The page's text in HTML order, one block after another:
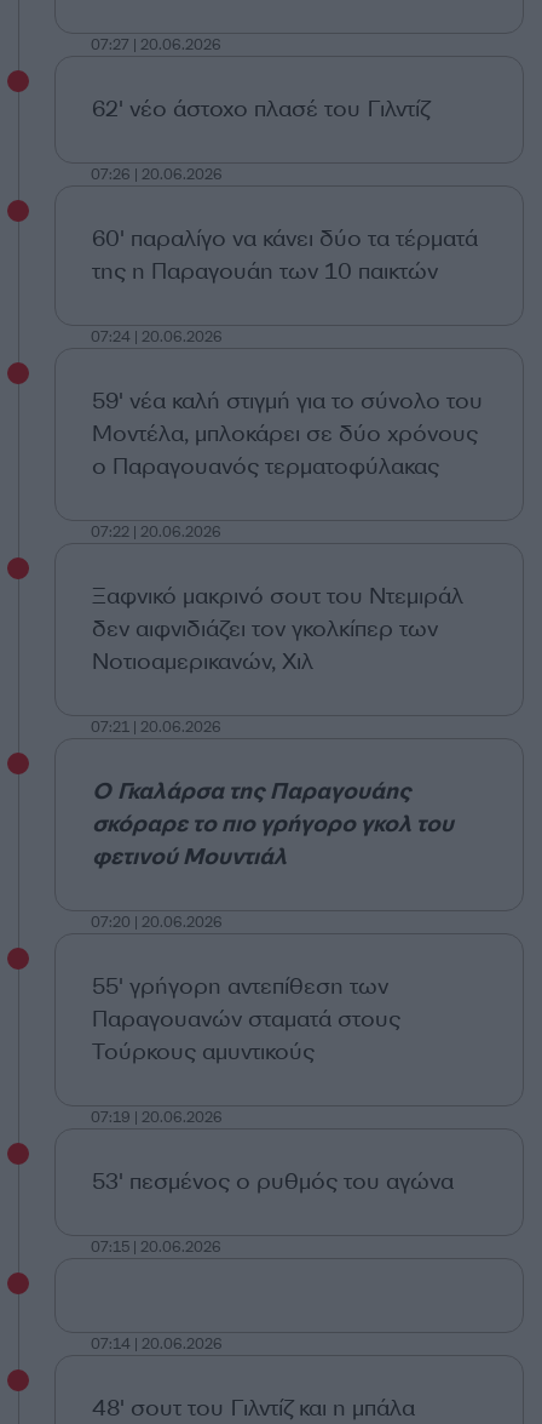
07:27 | 20.06.2026
62' νέο άστοχο πλασέ του Γιλντίζ
07:26 | 20.06.2026
60' παραλίγο να κάνει δύο τα τέρματά
της η Παραγουάη των 10 παικτών
07:24 | 20.06.2026
59' νέα καλή στιγμή για το σύνολο του
Μοντέλα, μπλοκάρει σε δύο χρόνους
ο Παραγουανός τερματοφύλακας
07:22 | 20.06.2026
Ξαφνικό μακρινό σουτ του Ντεμιράλ
δεν αιφνιδιάζει τον γκολκίπερ των
Νοτιοαμερικανών, Χιλ
07:21 | 20.06.2026
Ο Γκαλάρσα της Παραγουάης
σκόραρε το πιο γρήγορο γκολ του
φετινού Μουντιάλ
07:20 | 20.06.2026
55' γρήγορη αντεπίθεση των
Παραγουανών σταματά στους
Τούρκους αμυντικούς
07:19 | 20.06.2026
53' πεσμένος ο ρυθμός του αγώνα
07:15 | 20.06.2026
07:14 | 20.06.2026
48' σουτ του Γιλντίζ και η μπάλα